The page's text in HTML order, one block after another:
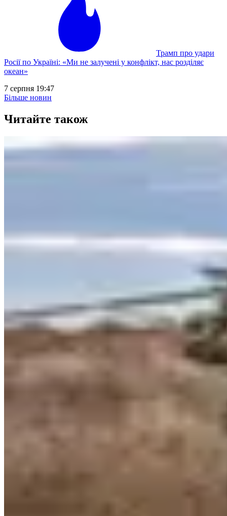
Трамп про удари
Росії по Україні: «Ми не залучені у конфлікт, нас розділяє
океан»
7 серпня 19:47
Більше новин
Читайте також